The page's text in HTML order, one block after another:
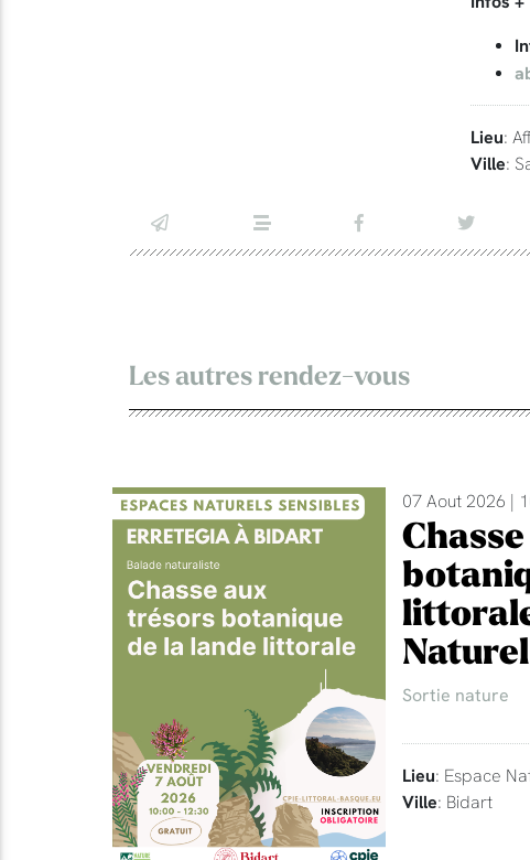
Lieu:
Ville:
Les autres rendez-vous
07 Aout 2026 |
Sortie nature
Lieu: Espace
Ville: Bidart